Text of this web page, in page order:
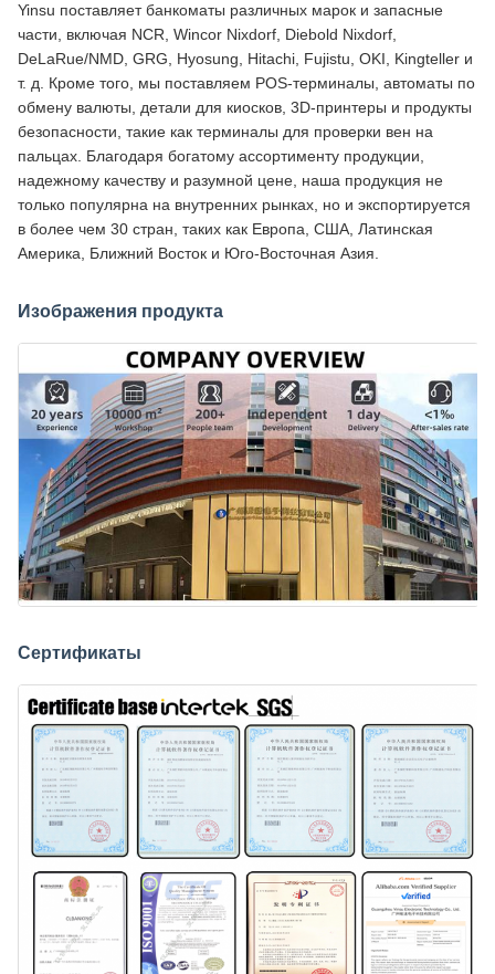
Yinsu поставляет банкоматы различных марок и запасные
части, включая NCR, Wincor Nixdorf, Diebold Nixdorf,
DeLaRue/NMD, GRG, Hyosung, Hitachi, Fujistu, OKI, Kingteller и
т. д. Кроме того, мы поставляем POS-терминалы, автоматы по
обмену валюты, детали для киосков, 3D-принтеры и продукты
безопасности, такие как терминалы для проверки вен на
пальцах. Благодаря богатому ассортименту продукции,
надежному качеству и разумной цене, наша продукция не
только популярна на внутренних рынках, но и экспортируется
в более чем 30 стран, таких как Европа, США, Латинская
Америка, Ближний Восток и Юго-Восточная Азия.
Изображения продукта
Сертификаты